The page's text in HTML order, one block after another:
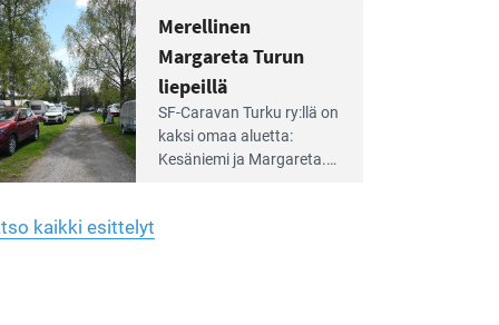
on 130 sähköllä
varustettua caravan-paik­
kaa sekä kymmenen
paikkaa ilman sähköä.
Merellinen
Margareta Turun
liepeillä
SF-Caravan Turku ry:llä on
kaksi omaa aluet­ta:
Kesäniemi ja Margareta.
kaikki esittelyt